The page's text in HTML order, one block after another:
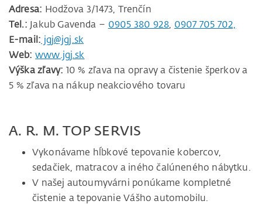
Adresa: Hodžova 3/1473, Trenčín
Tel.: Jakub Gavenda – 0905 380 928 0907 705 702,
E-mail: jgj@jgj.sk
Web: www.jgj.sk
Výška zľavy: 10 % zľava na opravy a čistenie šperkov a
5 % zľava na nákup neakciového tovaru
A. R. M. TOP SERVIS
Vykonávame hĺbkové tepovanie kobercov,
sedačiek, matracov a iného čalúneného nábytku.
V našej autoumyvárni ponúkame kompletné
čistenie a tepovanie Vášho automobilu.